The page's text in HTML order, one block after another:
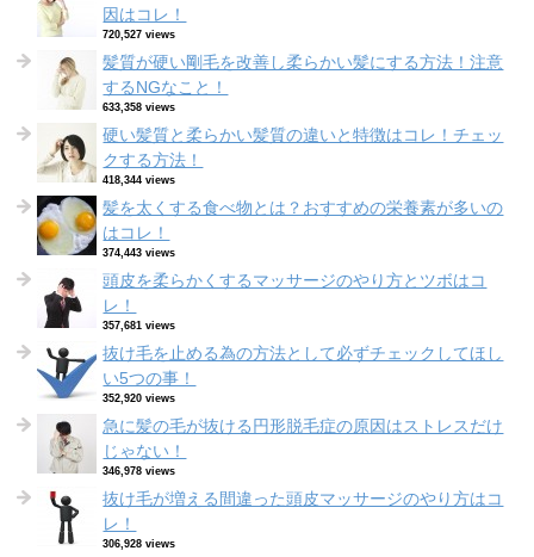
因はコレ！
720,527 views
髪質が硬い剛毛を改善し柔らかい髪にする方法！注意
するNGなこと！
633,358 views
硬い髪質と柔らかい髪質の違いと特徴はコレ！チェッ
クする方法！
418,344 views
髪を太くする食べ物とは？おすすめの栄養素が多いの
はコレ！
374,443 views
頭皮を柔らかくするマッサージのやり方とツボはコ
レ！
357,681 views
抜け毛を止める為の方法として必ずチェックしてほし
い5つの事！
352,920 views
急に髪の毛が抜ける円形脱毛症の原因はストレスだけ
じゃない！
346,978 views
抜け毛が増える間違った頭皮マッサージのやり方はコ
レ！
306,928 views